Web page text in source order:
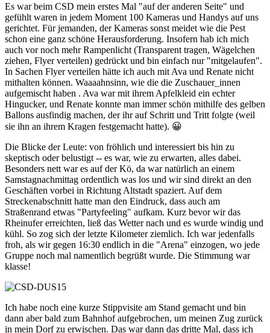
Es war beim CSD mein erstes Mal "auf der anderen Seite" und
gefühlt waren in jedem Moment 100 Kameras und Handys auf uns
gerichtet. Für jemanden, der Kameras sonst meidet wie die Pest
schon eine ganz schöne Herausforderung. Insofern hab ich mich
auch vor noch mehr Rampenlicht (Transparent tragen, Wägelchen
ziehen, Flyer verteilen) gedrückt und bin einfach nur "mitgelaufen".
In Sachen Flyer verteilen hätte ich auch mit Ava und Renate nicht
mithalten können. Waaaahnsinn, wie die die Zuschauer_innen
aufgemischt haben . Ava war mit ihrem Apfelkleid ein echter
Hingucker, und Renate konnte man immer schön mithilfe des gelben
Ballons ausfindig machen, der ihr auf Schritt und Tritt folgte (weil
sie ihn an ihrem Kragen festgemacht hatte). 😀
Die Blicke der Leute: von fröhlich und interessiert bis hin zu
skeptisch oder belustigt -- es war, wie zu erwarten, alles dabei.
Besonders nett war es auf der Kö, da war natürlich an einem
Samstagnachmittag ordentlich was los und wir sind direkt an den
Geschäften vorbei in Richtung Altstadt spaziert. Auf dem
Streckenabschnitt hatte man den Eindruck, dass auch am
Straßenrand etwas "Partyfeeling" aufkam. Kurz bevor wir das
Rheinufer erreichten, ließ das Wetter nach und es wurde windig und
kühl. So zog sich der letzte Kilometer ziemlich. Ich war jedenfalls
froh, als wir gegen 16:30 endlich in die "Arena" einzogen, wo jede
Gruppe noch mal namentlich begrüßt wurde. Die Stimmung war
klasse!
Ich habe noch eine kurze Stippvisite am Stand gemacht und bin
dann aber bald zum Bahnhof aufgebrochen, um meinen Zug zurück
in mein Dorf zu erwischen. Das war dann das dritte Mal, dass ich